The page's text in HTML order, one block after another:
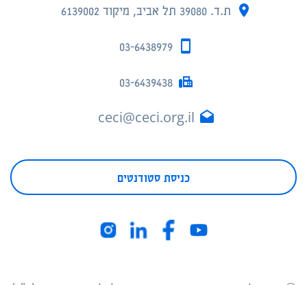
ת.ד. 39080 תל אביב, מיקוד 6139002
03-6438979
03-6439438
ceci@ceci.org.il
כניסת סטודנטים